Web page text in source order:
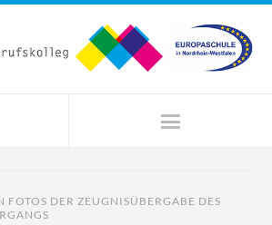
FOTOS DER ZEUGNISÜBERGABE DES